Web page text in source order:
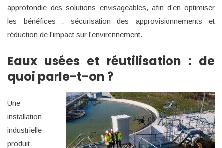
approfondie des solutions envisageables, afin d’en optimiser
les bénéfices : sécurisation des approvisionnements et
réduction de l’impact sur l’environnement.
Eaux usées et réutilisation : de
quoi parle-t-on ?
Une
installation
industrielle
produit